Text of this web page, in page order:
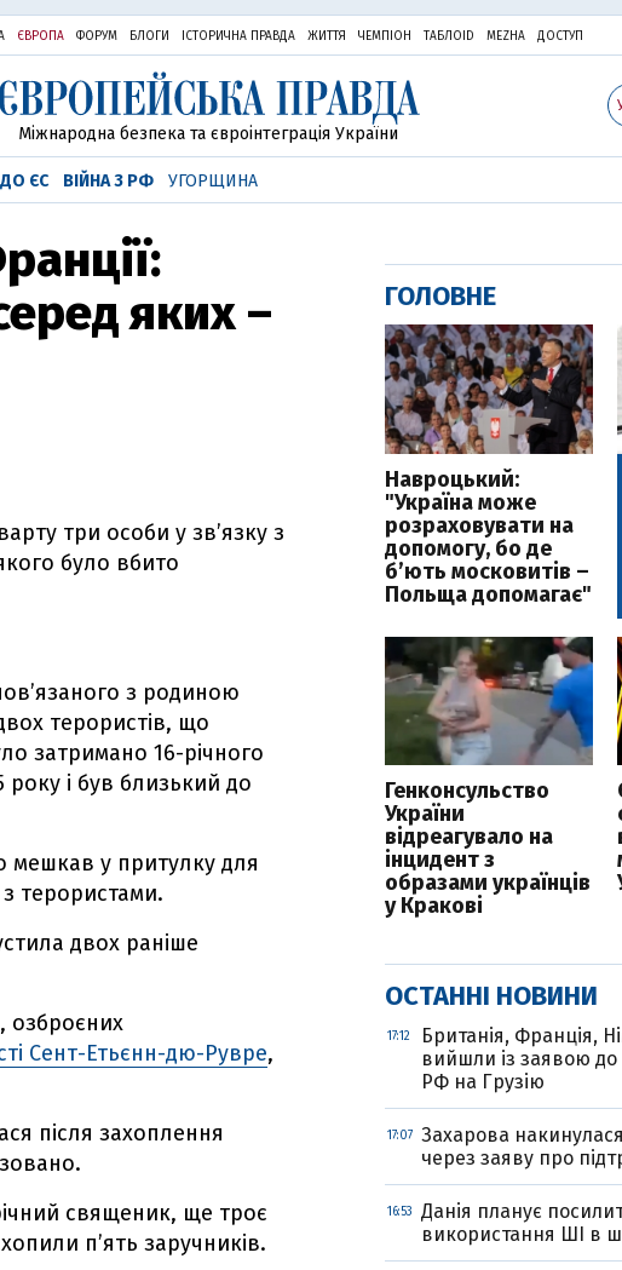
ЄВРОПА ФОРУМ БЛОГИ ІСТОРИЧНА ПРАВДА ЖИТТЯ ЧЕМПІОН ТАБЛОID MEZHA ДОСТУП
Міжнародна безпека та євроінтеграція України
ЄС ВІЙНА З РФ УГОРЩИНА
яких –
три особи у зв’язку з
було вбито
з родиною
терористів, що
затримано 16-річного
року і був близький до
мешкав у притулку для
терористами.
двох раніше
озброєних
Сент-Етьєнн-дю-Рувре,
після захоплення
священик, ще троє
п’ять заручників.
ГОЛОВНЕ
Навроцький:
"Україна може
розраховувати на
допомогу, бо де
б’ють московитів –
Польща допомагає"
Генконсульство
України
відреагувало на
інцидент з
образами українців
у Кракові
ОСТАННІ НОВИНИ
17:12
Британія, Франція,
вийшли із заявою до
РФ на Грузію
17:07
Захарова
через заяву про
16:53
Данія планує
використання ШІ в